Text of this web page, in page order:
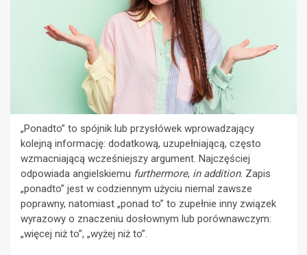
„Ponadto” to spójnik lub przysłówek wprowadzający
kolejną informację: dodatkową, uzupełniającą, często
wzmacniającą wcześniejszy argument. Najczęściej
odpowiada angielskiemu furthermore, in addition. Zapis
„ponadto” jest w codziennym użyciu niemal zawsze
poprawny, natomiast „ponad to” to zupełnie inny związek
wyrazowy o znaczeniu dosłownym lub porównawczym:
„więcej niż to”, „wyżej niż to”.